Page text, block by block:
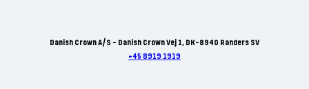
Danish Crown A/S - Danish Crown Vej 1, DK-8940 Randers SV
+45 8919 1919